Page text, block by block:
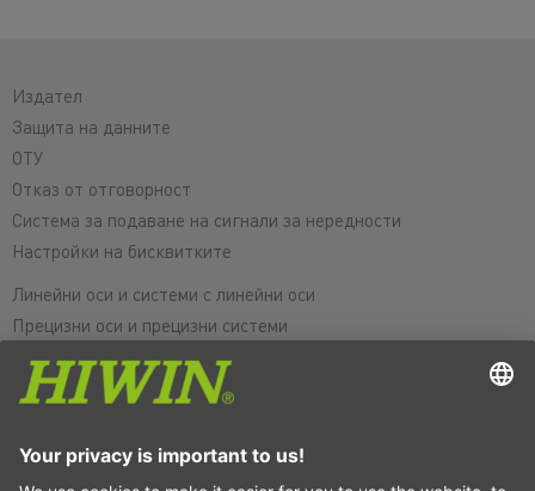
Издател
Защита на данните
ОТУ
Отказ от отговорност
Система за подаване на сигнали за нередности
Настройки на бисквитките
Линейни оси и системи с линейни оси
Прецизни оси и прецизни системи
Електрически цилиндри
Кръгли маси
Водачи за профилни шини
Сачмено-винтови задвижвания